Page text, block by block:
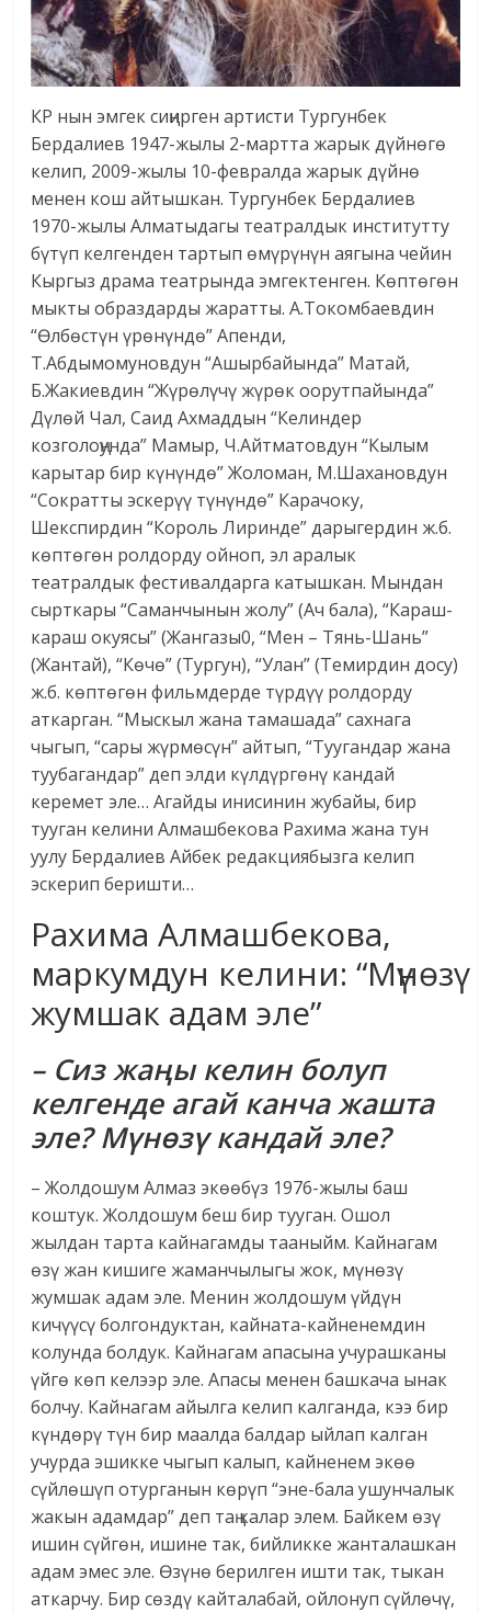
КР нын эмгек сиңирген артисти Тургунбек
Бердалиев 1947-жылы 2-мартта жарык дүйнөгө
келип, 2009-жылы 10-февралда жарык дүйнө
менен кош айтышкан. Тургунбек Бердалиев
1970-жылы Алматыдагы театралдык институтту
бүтүп келгенден тартып өмүрүнүн аягына чейин
Кыргыз драма театрында эмгектенген. Көптөгөн
мыкты образдарды жаратты. А.Токомбаевдин
“Өлбөстүн үрөнүндө” Апенди,
Т.Абдымомуновдун “Ашырбайында” Матай,
Б.Жакиевдин “Жүрөлүчү жүрөк оорутпайында”
Дүлөй Чал, Саид Ахмаддын “Келиндер
козголоңунда” Мамыр, Ч.Айтматовдун “Кылым
карытар бир күнүндө” Жоломан, М.Шахановдун
“Сократты эскерүү түнүндө” Карачоку,
Шекспирдин “Король Лиринде” дарыгердин ж.б.
көптөгөн ролдорду ойноп, эл аралык
театралдык фестивалдарга катышкан. Мындан
сырткары “Саманчынын жолу” (Ач бала), “Караш-
караш окуясы” (Жангазы0, “Мен – Тянь-Шань”
(Жантай), “Көчө” (Тургун), “Улан” (Темирдин досу)
ж.б. көптөгөн фильмдерде түрдүү ролдорду
аткарган. “Мыскыл жана тамашада” сахнага
чыгып, “сары жүрмөсүн” айтып, “Туугандар жана
туубагандар” деп элди күлдүргөнү кандай
керемет эле… Агайды инисинин жубайы, бир
тууган келини Алмашбекова Рахима жана тун
уулу Бердалиев Айбек редакциябызга келип
эскерип беришти…
Рахима Алмашбекова,
маркумдун келини: “Мүнөзү
жумшак адам эле”
– Сиз жаңы келин болуп
келгенде агай канча жашта
эле? Мүнөзү кандай эле?
– Жолдошум Алмаз экөөбүз 1976-жылы баш
коштук. Жолдошум беш бир тууган. Ошол
жылдан тарта кайнагамды тааныйм. Кайнагам
өзү жан кишиге жаманчылыгы жок, мүнөзү
жумшак адам эле. Менин жолдошум үйдүн
кичүүсү болгондуктан, кайната-кайненемдин
колунда болдук. Кайнагам апасына учурашканы
үйгө көп келээр эле. Апасы менен башкача ынак
болчу. Кайнагам айылга келип калганда, кээ бир
күндөрү түн бир маалда балдар ыйлап калган
учурда эшикке чыгып калып, кайненем экөө
сүйлөшүп отурганын көрүп “эне-бала ушунчалык
жакын адамдар” деп таң калар элем. Байкем өзү
ишин сүйгөн, ишине так, бийликке жанталашкан
адам эмес эле. Өзүнө берилген ишти так, тыкан
аткарчу. Бир сөздү кайталабай, ойлонуп сүйлөчү,